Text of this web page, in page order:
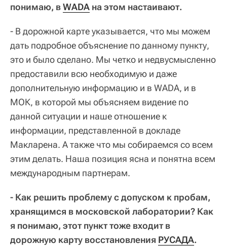
понимаю, вWADA на этом настаивают.
- В дорожной карте указывается, что мы можем
дать подробное объяснение по данному пункту,
это и было сделано. Мы четко и недвусмысленно
предоставили всю необходимую и даже
дополнительную информацию и в WADA, и в
МОК, в которой мы объясняем видение по
данной ситуации и наше отношение к
информации, представленной в докладе
Макларена. А также что мы собираемся со всем
этим делать. Наша позиция ясна и понятна всем
международным партнерам.
- Как решить проблему с допуском к пробам,
хранящимся в московской лаборатории? Как
я понимаю, этот пункт тоже входит в
дорожную карту восстановления РУСАДА.